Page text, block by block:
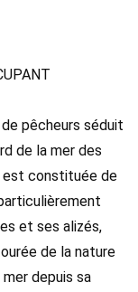
pêcheurs séduit
de la mer des
est constituée de
et ses alizés,
de la nature
depuis sa